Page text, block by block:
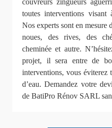
toutes interventions visant
Nos experts sont en mesure
noues, des rives, des
cheminée et autre.
projet, il sera entre de
interventions, vous éviterez
d’eau. Demandez votre
de BatiPro Rénov SARL